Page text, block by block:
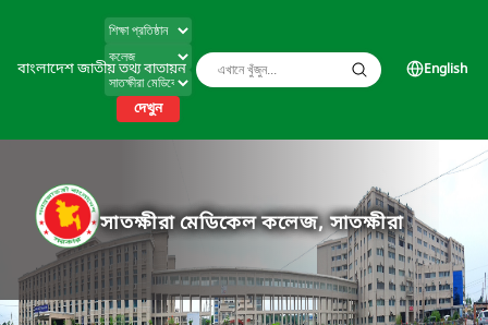
বাংলাদেশ জাতীয় তথ্য বাতায়ন
দেখুন
English
সাতক্ষীরা মেডিকেল কলেজ, সাতক্ষীরা